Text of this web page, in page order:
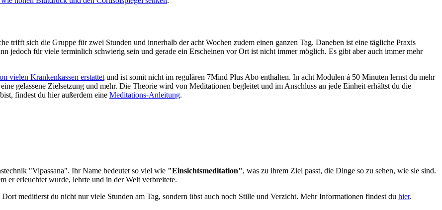
trifft sich die Gruppe für zwei Stunden und innerhalb der acht Wochen zudem einen ganzen Tag. Daneben ist eine tägliche Praxis
jedoch für viele terminlich schwierig sein und gerade ein Erscheinen vor Ort ist nicht immer möglich. Es gibt aber auch immer mehr
vielen Krankenkassen erstattet und ist somit nicht im regulären 7Mind Plus Abo enthalten. In acht Modulen á 50 Minuten lernst du mehr
gelassene Zielsetzung und mehr. Die Theorie wird von Meditationen begleitet und im Anschluss an jede Einheit erhältst du die
findest du hier außerdem eine Meditations-Anleitung.
"Vipassana". Ihr Name bedeutet so viel wie "Einsichtsmeditation", was zu ihrem Ziel passt, die Dinge so zu sehen, wie sie sind.
er erleuchtet wurde, lehrte und in der Welt verbreitete.
meditierst du nicht nur viele Stunden am Tag, sondern übst auch noch Stille und Verzicht. Mehr Informationen findest du hier.